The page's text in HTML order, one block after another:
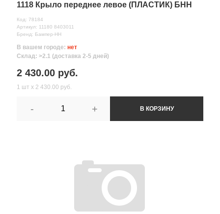
1118 Крыло переднее левое (ПЛАСТИК) БНН
Код: 78184
Артикул: 11180 8403011
Бренд: Бампер-НН
В вашем городе: нет
Склад: >2.1 (доставка 2-5 дней)
2 430.00 руб.
1 шт х 2 430.00 руб.
- + В КОРЗИНУ